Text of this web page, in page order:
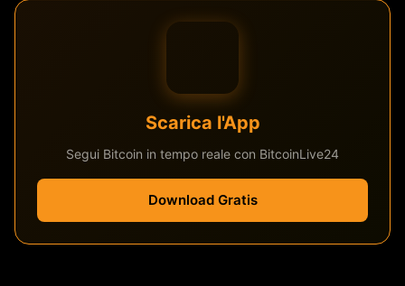
Scarica l'App
Segui Bitcoin in tempo reale con BitcoinLive24
Download Gratis